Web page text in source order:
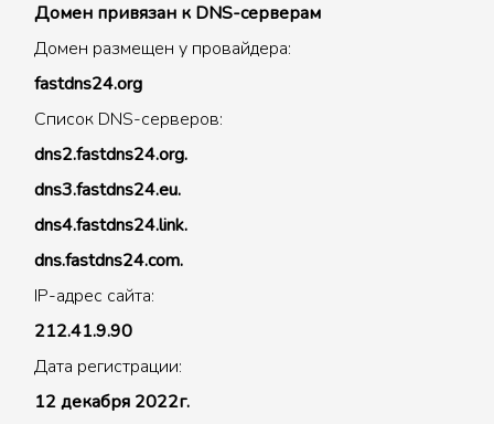
Домен привязан к DNS-серверам
Домен размещен у провайдера:
fastdns24.org
Список DNS-серверов:
dns2.fastdns24.org.
dns3.fastdns24.eu.
dns4.fastdns24.link.
dns.fastdns24.com.
IP-адрес сайта:
212.41.9.90
Дата регистрации:
12 декабря 2022г.